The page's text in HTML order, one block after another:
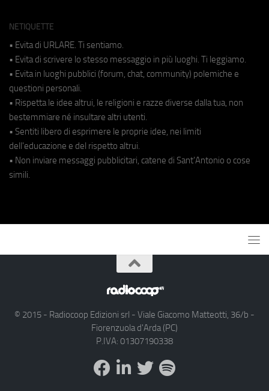
NETIQUETTE
• Evita di URLARE. Ti sentiamo.
• Evita di scrivere lo stesso messaggio in più luoghi. Ti leggiamo.
• Evita in luoghi pubblici (forum, chat, community) polemiche e
questioni personali.
• Rispetta le idee altrui, le religioni e razze diverse dalla tua, non
bestemmiare né insultare altri utenti.
• Sentiti libero di esprimere le proprie idee, nei limiti
dell'educazione e del rispetto altrui.
• Non inviare messaggi pubblicitari, catene di Sant'Antonio o cose
simili.
© 2015 - Radiocoop Edizioni srl - Viale Giacomo Matteotti, 36/b -
Fiorenzuola d'Arda (PC)
P.IVA: 01307190338